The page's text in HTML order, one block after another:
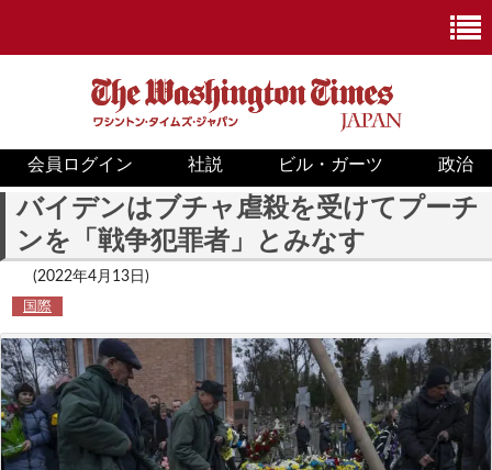
ニュース
政治
COVID-19
米国内
国際
会員ログイン 社説 ビル・ガーツ 政治
バイデンはブチャ虐殺を受けてプーチ
ンを「戦争犯罪者」とみなす
(2022年4月13日)
国際